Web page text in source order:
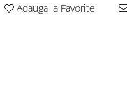
Adauga la Favorite